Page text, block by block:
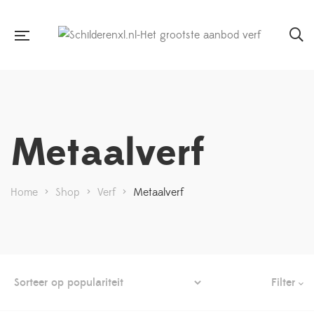
Metaalverf
Home > Shop > Verf > Metaalverf
Filter